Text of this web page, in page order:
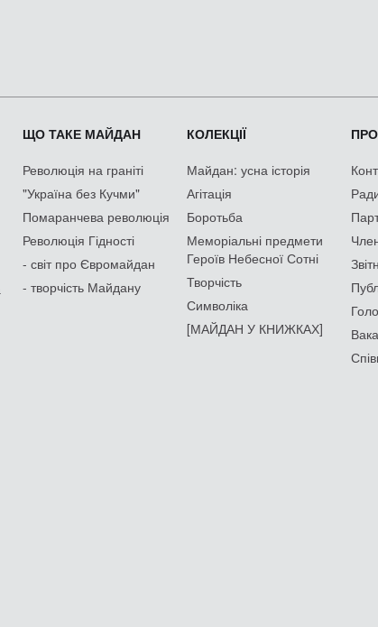
ЩО ТАКЕ МАЙДАН
Революція на граніті
"Україна без Кучми"
Помаранчева революція
Революція Гідності
- світ про Євромайдан
- творчість Майдану
КОЛЕКЦІЇ
Майдан: усна історія
Агітація
Боротьба
Меморіальні предмети
Героїв Небесної Сотні
Творчість
Символіка
[МАЙДАН У КНИЖКАХ]